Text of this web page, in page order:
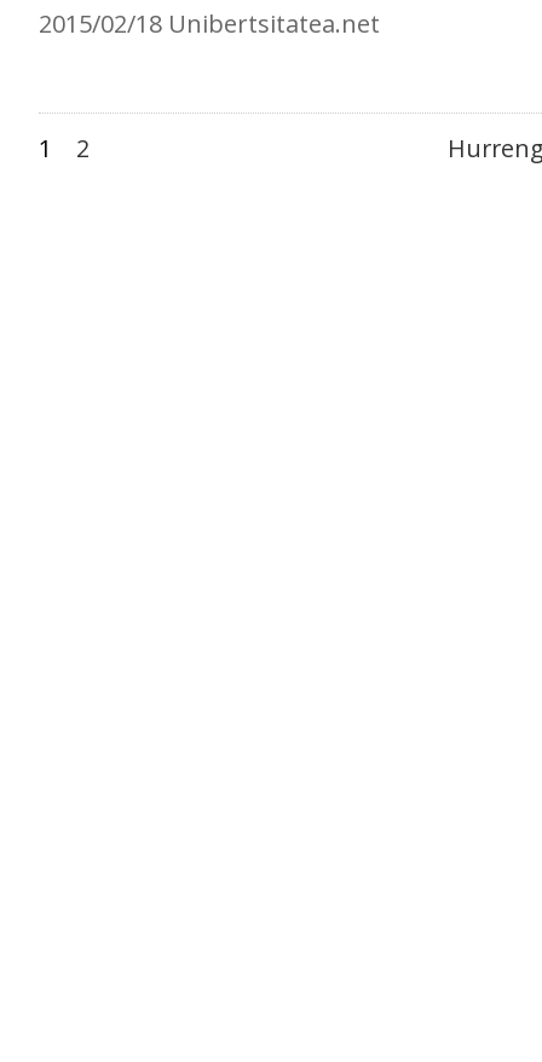
2015/02/18 Unibertsitatea.net
1 2